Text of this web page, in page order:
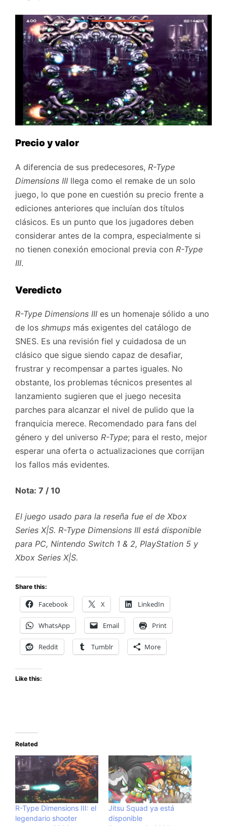
Precio y valor
A diferencia de sus predecesores, R-Type
Dimensions III llega como el remake de un solo
juego, lo que pone en cuestión su precio frente a
ediciones anteriores que incluían dos títulos
clásicos. Es un punto que los jugadores deben
considerar antes de la compra, especialmente si
no tienen conexión emocional previa con R-Type
III.
Veredicto
R-Type Dimensions III es un homenaje sólido a uno
de los shmups más exigentes del catálogo de
SNES. Es una revisión fiel y cuidadosa de un
clásico que sigue siendo capaz de desafiar,
frustrar y recompensar a partes iguales. No
obstante, los problemas técnicos presentes al
lanzamiento sugieren que el juego necesita
parches para alcanzar el nivel de pulido que la
franquicia merece. Recomendado para fans del
género y del universo R-Type; para el resto, mejor
esperar una oferta o actualizaciones que corrijan
los fallos más evidentes.
Nota: 7 / 10
El juego usado para la reseña fue el de Xbox
Series X|S. R-Type Dimensions III está disponible
para PC, Nintendo Switch 1 & 2, PlayStation 5 y
Xbox Series X|S.
Share this:
Facebook X LinkedIn
WhatsApp Email Print
Reddit Tumblr More
Like this:
Related
R-Type Dimensions III: el
legendario shooter
Jitsu Squad ya está
disponible